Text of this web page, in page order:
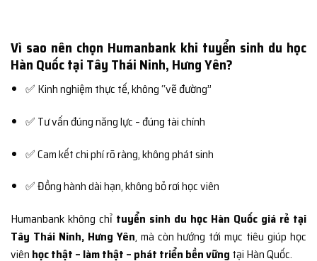
Vì sao nên chọn Humanbank khi tuyển sinh du học
Hàn Quốc tại Tây Thái Ninh, Hưng Yên?
✅ Kinh nghiệm thực tế, không “vẽ đường”
✅ Tư vấn đúng năng lực – đúng tài chính
✅ Cam kết chi phí rõ ràng, không phát sinh
✅ Đồng hành dài hạn, không bỏ rơi học viên
Humanbank không chỉ tuyển sinh du học Hàn Quốc giá rẻ tại
Tây Thái Ninh, Hưng Yên, mà còn hướng tới mục tiêu giúp học
viên học thật – làm thật – phát triển bền vững tại Hàn Quốc.